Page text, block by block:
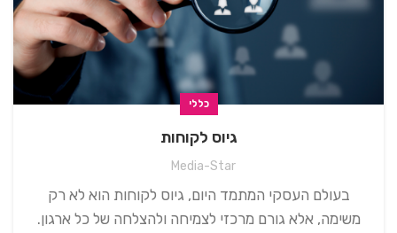
כללי
⁠גיוס לקוחות
Media-Star
בעולם העסקי המתמד היום, גיוס לקוחות הוא לא רק
משימה, אלא גורם מרכזי לצמיחה ולהצלחה של כל ארגון.